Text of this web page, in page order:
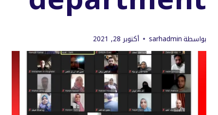
بواسطةsarhadmin أكتوبر 28, 2021